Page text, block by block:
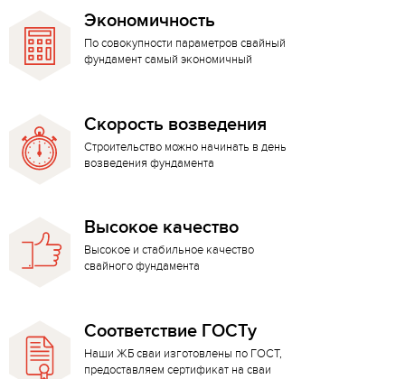
Экономичность
По совокупности параметров свайный
фундамент самый экономичный
Скорость возведения
Строительство можно начинать в день
возведения фундамента
Высокое качество
Высокое и стабильное качество
свайного фундамента
Соответствие ГОСТу
Наши ЖБ сваи изготовлены по ГОСТ,
предоставляем сертификат на сваи